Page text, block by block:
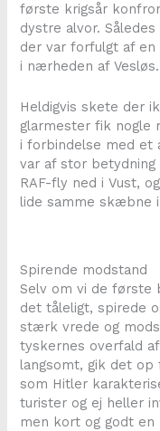
første krigsår
dystre alvor.
der var forfulgt af
i nærheden af Vesløs.
Heldigvis skete der
glarmester fik nogle
i forbindelse med et
var af stor
RAF-fly ned i Vust,
lide samme skæbne
Spirende modstand
Selv om vi de første
det tåleligt, spirede
stærk vrede og
tyskernes overfald
langsomt, gik det
som Hitler
turister og ej heller
men kort og godt en